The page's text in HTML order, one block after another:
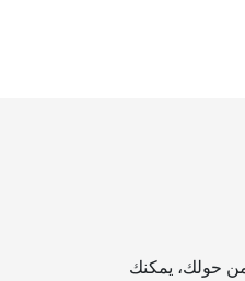
من حولك، يمكنك